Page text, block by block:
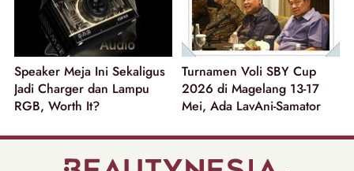
Speaker Meja Ini Sekaligus
Jadi Charger dan Lampu
RGB, Worth It?
Turnamen Voli SBY Cup
2026 di Magelang 13-17
Mei, Ada LavAni-Samator